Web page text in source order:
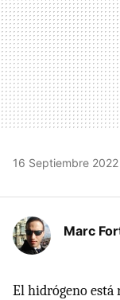
16 Septiembre 2022
Marc
El hidrógeno está